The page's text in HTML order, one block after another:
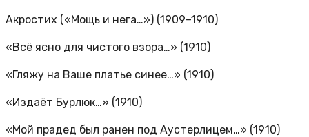
Акростих («Мощь и нега…») (1909–1910)
«Всё ясно для чистого взора…» (1910)
«Гляжу на Ваше платье синее…» (1910)
«Издаёт Бурлюк…» (1910)
«Мой прадед был ранен под Аустерлицем…» (1910)